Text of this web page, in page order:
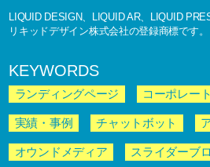
LIQUID DESIGN、LIQUID AR、LIQUID
リキッドデザイン株式会社の登録商標です。
KEYWORDS
ランディングページ コーポレー
実績・事例 チャットボット
オウンドメディア スライダーブ